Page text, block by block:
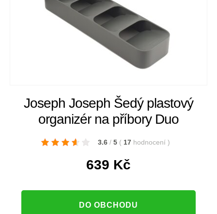
Joseph Joseph Šedý plastový
organizér na příbory Duo
3.6 / 5 ( 17 hodnocení )
639 Kč
DO OBCHODU